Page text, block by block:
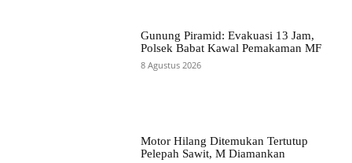
Gunung Piramid: Evakuasi 13 Jam,
Polsek Babat Kawal Pemakaman MF
8 Agustus 2026
Motor Hilang Ditemukan Tertutup
Pelepah Sawit, M Diamankan